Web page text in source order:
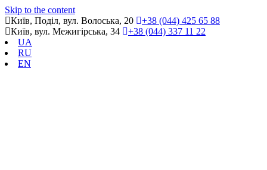
Skip to the content
Київ, Поділ, вул. Волоська, 20
+38 (044) 425 65 88
Київ, вул. Межигірська, 34
+38 (044) 337 11 22
UA
RU
EN